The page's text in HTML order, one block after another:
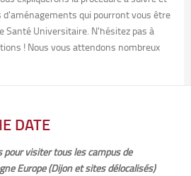
qui pourront vous être
Santé Universitaire. N'hésitez pas à
! Nous vous attendons nombreux
DATE
pour visiter tous les campus de
Europe (Dijon et sites délocalisés)